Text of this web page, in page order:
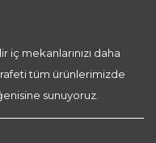
iç mekanlarınızı daha
tüm ürünlerimizde
sunuyoruz.